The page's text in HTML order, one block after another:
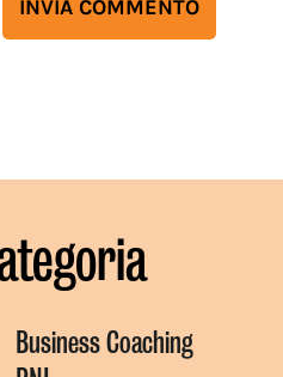
Business Coaching